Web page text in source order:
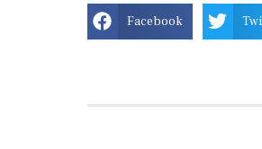
Facebook